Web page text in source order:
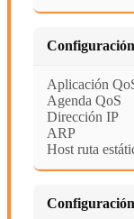
Aplicación
Agenda QoS
Dirección IP
ARP
Host ruta